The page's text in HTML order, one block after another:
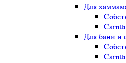
Для
Cariitti
Для бани и
Cariitti